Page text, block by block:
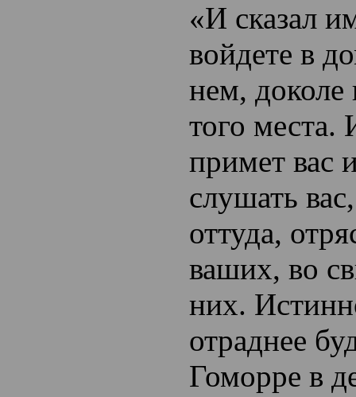
«И сказал
войдете в
нем, доколе
того места.
примет вас
слушать
оттуда,
ваших, во
них.
отраднее
Гоморре в